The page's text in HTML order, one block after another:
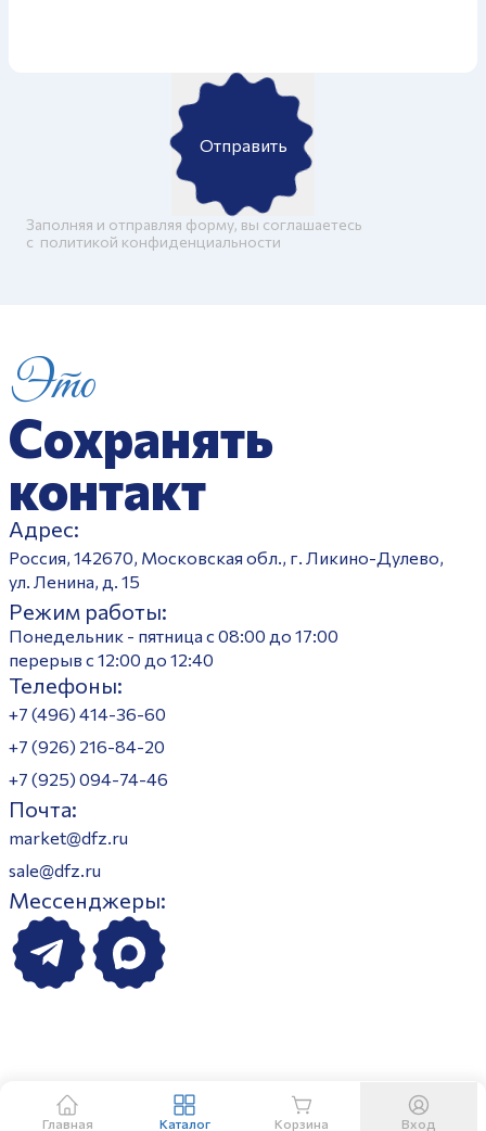
Отправить
Заполняя и отправляя форму, вы соглашаетесь
c политикой конфиденциальности
Это
Сохранять
контакт
Адрес:
Россия, 142670, Московская обл., г. Ликино-Дулево,
ул. Ленина, д. 15
Режим работы:
Понедельник - пятница с 08:00 до 17:00
перерыв с 12:00 до 12:40
Телефоны:
+7 (496) 414-36-60
+7 (926) 216-84-20
+7 (925) 094-74-46
Почта:
market@dfz.ru
sale@dfz.ru
Мессенджеры:
Главная Каталог Корзина Вход